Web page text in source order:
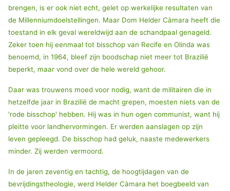
brengen, is er ook niet echt, gelet op werkelijke resultaten van
de Millenniumdoelstellingen. Maar Dom Helder Càmara heeft die
toestand in elk geval wereldwijd aan de schandpaal genageld.
Zeker toen hij eenmaal tot bisschop van Recife en Olinda was
benoemd, in 1964, bleef zijn boodschap niet meer tot Brazilië
beperkt, maar vond over de hele wereld gehoor.
Daar was trouwens moed voor nodig, want de militairen die in
hetzelfde jaar in Brazilië de macht grepen, moesten niets van de
'rode bisschop' hebben. Hij was in hun ogen communist, want hij
pleitte voor landhervormingen. Er werden aanslagen op zijn
leven gepleegd. De bisschop had geluk, naaste medewerkers
minder. Zij werden vermoord.
In de jaren zeventig en tachtig, de hoogtijdagen van de
bevrijdingstheologie, werd Helder Càmara het boegbeeld van